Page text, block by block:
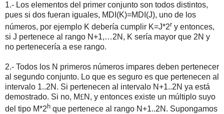
1.- Los elementos del primer conjunto son todos distintos,
pues si dos fueran iguales, MDI(K)=MDI(J), uno de los
números, por ejemplo K debería cumplir K=J*2r y entonces,
si J pertenece al rango N+1,…2N, K sería mayor que 2N y
no pertenecería a ese rango.
2.- Todos los N primeros números impares deben pertenecer
al segundo conjunto. Lo que es seguro es que pertenecen al
intervalo 1..2N. Si pertenecen al intervalo N+1..2N ya está
demostrado. Si no, M£N, y entonces existe un múltiplo suyo
del tipo M*2 h que pertenece al rango N+1..2N. Supongamos